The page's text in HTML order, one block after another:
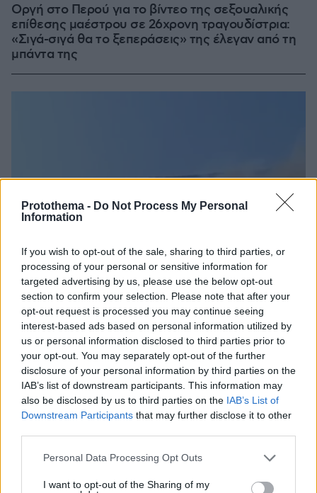
Protothema - Do Not Process My Personal
Information
If you wish to opt-out of the sale, sharing to third parties, or
processing of your personal or sensitive information for
targeted advertising by us, please use the below opt-out
section to confirm your selection. Please note that after your
opt-out request is processed you may continue seeing
interest-based ads based on personal information utilized by
us or personal information disclosed to third parties prior to
your opt-out. You may separately opt-out of the further
disclosure of your personal information by third parties on the
IAB’s list of downstream participants. This information may
also be disclosed by us to third parties on the IAB’s List of
Downstream Participants that may further disclose it to other
Please note that this website/app uses one or more Google
not limited to your visit or usage behaviour. You may click to
Personal Data Processing Opt Outs
I want to opt-out of the Sharing of my
Οργή στο Περού για το βίντεο της σεξουαλικής
επίθεσης μαέστρου σε 26χρονη τραγουδίστρια:
«Σιγά-σιγά θα το ξεπεράσεις» της έλεγαν από τη
μπάντα της
Προφυλακίστηκαν ο δήμαρχος Στυλίδας και δύο
07.08.2026, 07:00
Σάλος στη Λιθουανία από σαμποτάζ